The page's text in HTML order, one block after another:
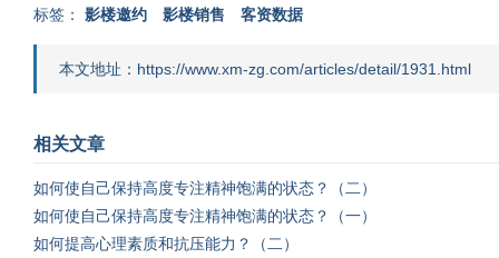
标签： 影楼邀约 影楼销售 客资数据
本文地址：https://www.xm-zg.com/articles/detail/1931.html
相关文章
如何使自己保持高度专注精神饱满的状态？（二）
如何使自己保持高度专注精神饱满的状态？（一）
如何提高心理素质和抗压能力？（二）